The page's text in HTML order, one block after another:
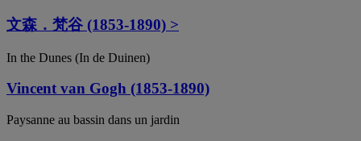
文森．梵谷 (1853-1890) >
In the Dunes (In de Duinen)
Vincent van Gogh (1853-1890)
Paysanne au bassin dans un jardin